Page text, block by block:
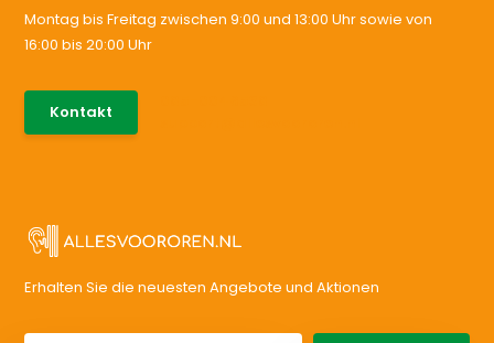
Montag bis Freitag zwischen 9:00 und 13:00 Uhr sowie von
16:00 bis 20:00 Uhr
Kontakt
Erhalten Sie die neuesten Angebote und Aktionen